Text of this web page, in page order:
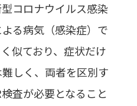
コロナウイルス感染
る病気（感染症）で
似ており、症状だけ
しく、両者を区別す
査が必要となること